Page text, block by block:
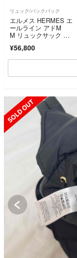
リュック/バックパック
エルメス HERMES エ
ールライン アドM
M リュックサック バ
ャンバス メンズ レデ
ィース グレー系 【中
¥56,800